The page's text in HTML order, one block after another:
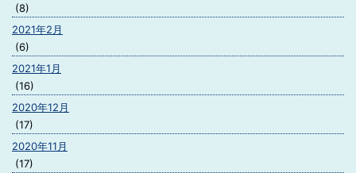
(8)
2021年2月
(6)
2021年1月
(16)
2020年12月
(17)
2020年11月
(17)